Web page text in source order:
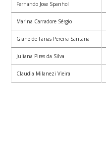
Fernando Jose Spanhol
Marina Carradore Sérgio
Giane de Farias Pereira Santana
Juliana Pires da Silva
Claudia Milanezi Vieira